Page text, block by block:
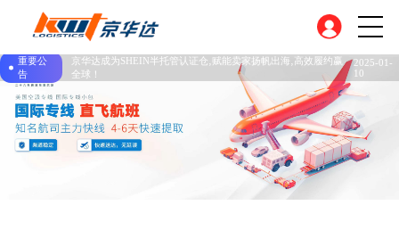
重要公
告
京华达成为SHEIN半托管认证仓‚赋能卖家扬帆出海‚高效履约赢
全球！
2025-01-
10